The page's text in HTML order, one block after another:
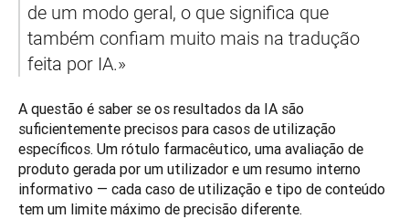
de um modo geral, o que significa que
também confiam muito mais na tradução
feita por IA.»
A questão é saber se os resultados da IA são
suficientemente precisos para casos de utilização
específicos. Um rótulo farmacêutico, uma avaliação de
produto gerada por um utilizador e um resumo interno
informativo — cada caso de utilização e tipo de conteúdo
tem um limite máximo de precisão diferente.